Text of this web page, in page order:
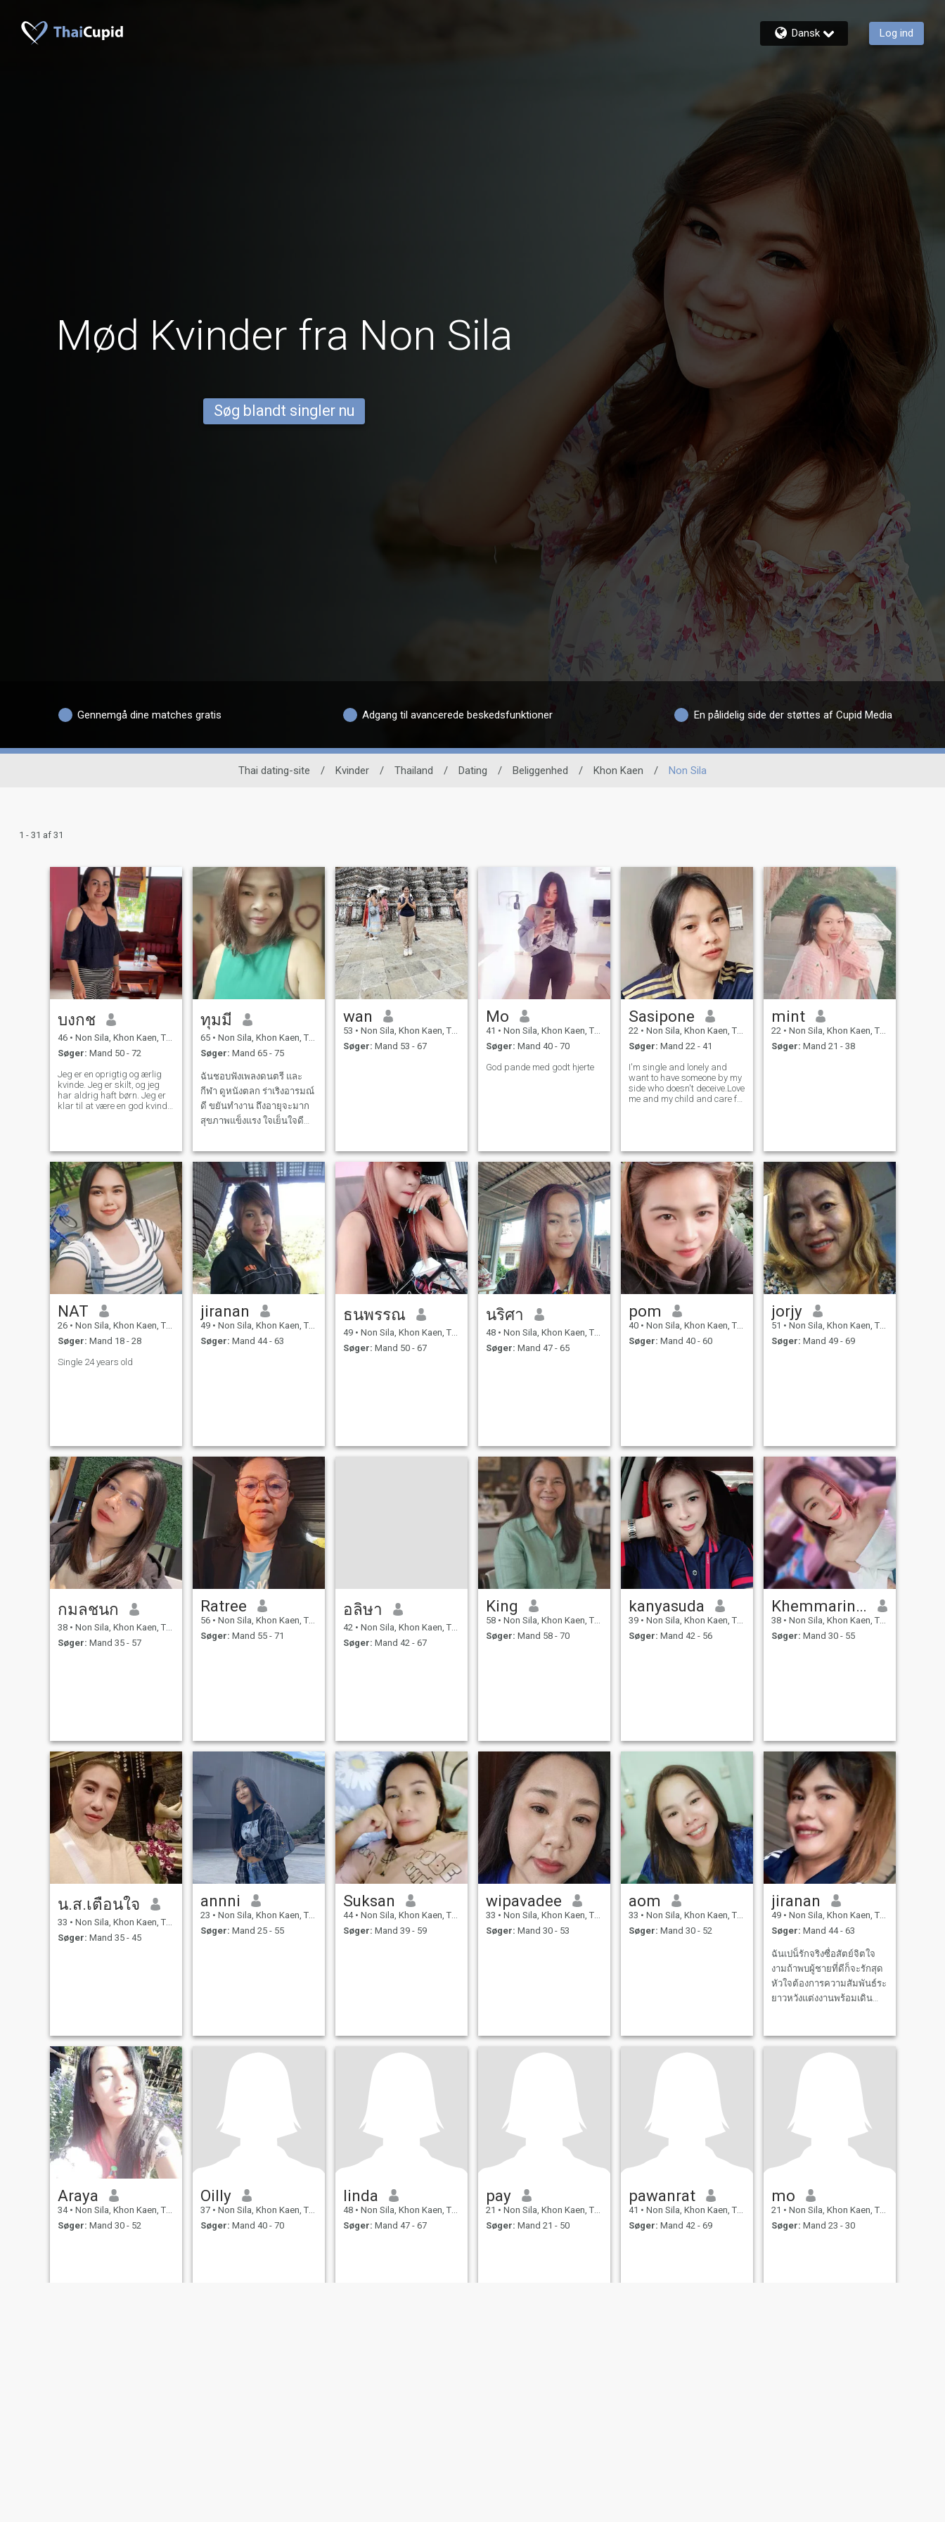
Dansk Log ind
Mød Kvinder fra Non Sila
Søg blandt singler nu
Gennemgå dine matches gratis Adgang til avancerede beskedsfunktioner En pålidelig side der støttes af Cupid Media
Thai dating-site / Kvinder / Thailand / Dating / Beliggenhed / Khon Kaen / Non Sila
1 - 31 af 31
บงกช
46 • Non Sila, Khon Kaen, Thailand
Søger: Mand 50 - 72
Jeg er en oprigtig og ærlig
kvinde. Jeg er skilt, og jeg
har aldrig haft børn. Jeg er
klar til at være en god kvinde
venlig og glad kvinde. Jeg er
ikke kommet for at finde en
rig mand, jeg er ikke her for
at spille spil. Jeg hader
løgne og bedrag. Jeg vil
møde en mand, nogen jeg
kan være sammen med,
nogen at holde min hånd og
gå sammen med. - For evigt.
- Ja, for evigt.
ทุมมี
65 • Non Sila, Khon Kaen, Thailand
Søger: Mand 65 - 75
ฉันชอบฟังเพลงดนตรี และ
กีฬา ดูหนังตลก ร่าเริงอารมณ์
ดี ขยันทำงาน ถึงอายุจะมาก
สุขภาพแข็งแรง ใจเย็นใจดี
ง่าย คิดบวก ฉันชอบเต้นรำ รัก
ธรรมชาติที่สวยงาม
wan
53 • Non Sila, Khon Kaen, Thailand
Søger: Mand 53 - 67
Mo
41 • Non Sila, Khon Kaen, Thailand
Søger: Mand 40 - 70
God pande med godt hjerte
Sasipone
22 • Non Sila, Khon Kaen, Thailand
Søger: Mand 22 - 41
I'm single and lonely and
want to have someone by my
side who doesn't deceive.Love
me and my child and care for
mint
22 • Non Sila, Khon Kaen, Thailand
Søger: Mand 21 - 38
NAT
26 • Non Sila, Khon Kaen, Thailand
Søger: Mand 18 - 28
Single 24 years old
jiranan
49 • Non Sila, Khon Kaen, Thailand
Søger: Mand 44 - 63
ธนพรรณ
49 • Non Sila, Khon Kaen, Thailand
Søger: Mand 50 - 67
นริศา
48 • Non Sila, Khon Kaen, Thailand
Søger: Mand 47 - 65
pom
40 • Non Sila, Khon Kaen, Thailand
Søger: Mand 40 - 60
jorjy
51 • Non Sila, Khon Kaen, Thailand
Søger: Mand 49 - 69
กมลชนก
38 • Non Sila, Khon Kaen, Thailand
Søger: Mand 35 - 57
Ratree
56 • Non Sila, Khon Kaen, Thailand
Søger: Mand 55 - 71
อลิษา
42 • Non Sila, Khon Kaen, Thailand
Søger: Mand 42 - 67
King
58 • Non Sila, Khon Kaen, Thailand
Søger: Mand 58 - 70
kanyasuda
39 • Non Sila, Khon Kaen, Thailand
Søger: Mand 42 - 56
Khemmarin Chan Champa
38 • Non Sila, Khon Kaen, Thailand
Søger: Mand 30 - 55
น.ส.เตือนใจ
33 • Non Sila, Khon Kaen, Thailand
Søger: Mand 35 - 45
annni
23 • Non Sila, Khon Kaen, Thailand
Søger: Mand 25 - 55
Suksan
44 • Non Sila, Khon Kaen, Thailand
Søger: Mand 39 - 59
wipavadee
33 • Non Sila, Khon Kaen, Thailand
Søger: Mand 30 - 53
aom
33 • Non Sila, Khon Kaen, Thailand
Søger: Mand 30 - 52
jiranan
49 • Non Sila, Khon Kaen, Thailand
Søger: Mand 44 - 63
ฉันเปน็รักจริงซื่อสัตย์จิตใจ
งามถ้าพบผู้ชายที่ดีก็จะรักสุด
หัวใจต้องการความสัมพันธ์ระ
ยาวหวังแต่งงานพร้อมเดิน
Araya
34 • Non Sila, Khon Kaen, Thailand
Søger: Mand 30 - 52
Oilly
37 • Non Sila, Khon Kaen, Thailand
Søger: Mand 40 - 70
linda
48 • Non Sila, Khon Kaen, Thailand
Søger: Mand 47 - 67
pay
21 • Non Sila, Khon Kaen, Thailand
Søger: Mand 21 - 50
pawanrat
41 • Non Sila, Khon Kaen, Thailand
Søger: Mand 42 - 69
mo
21 • Non Sila, Khon Kaen, Thailand
Søger: Mand 23 - 30